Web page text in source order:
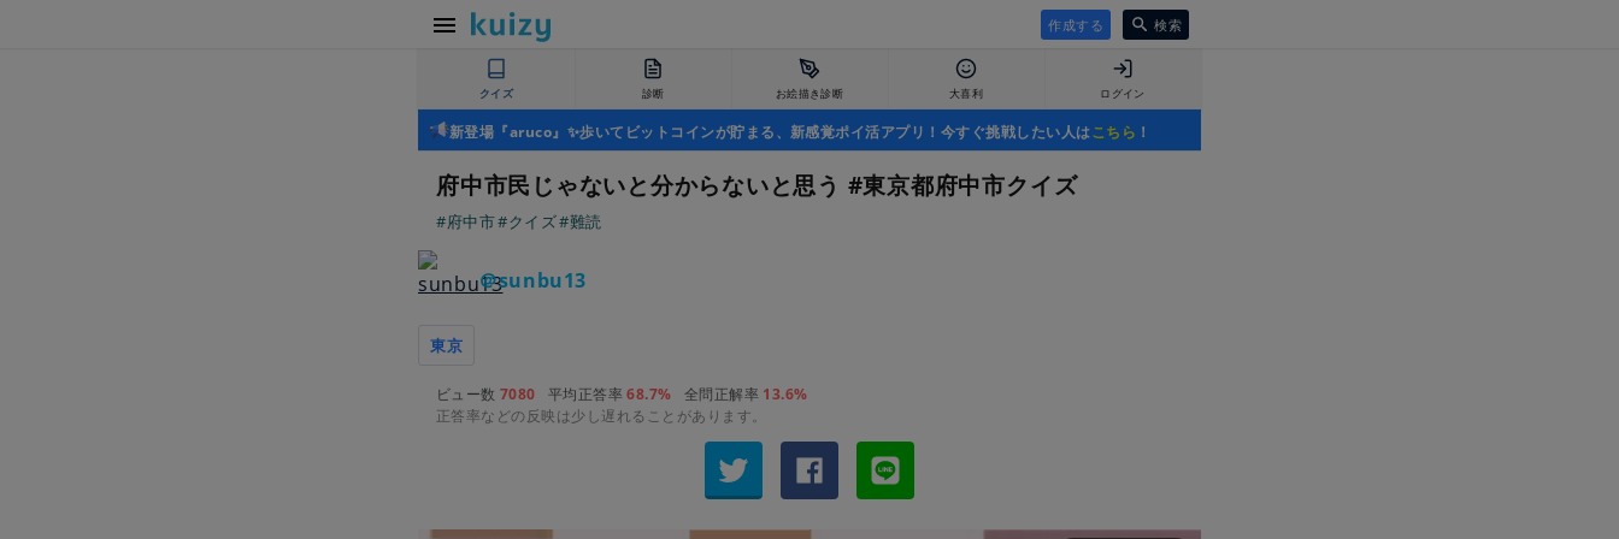
作成する 検索
クイズ 診断 お絵描き診断 大喜利 ログイン
新登場『aruco』✨歩いてビットコインが貯まる、新感覚ポイ活アプリ！今すぐ挑戦したい人はこちら ！
府中市民じゃないと分からないと思う #東京都府中市クイズ
#府中市#クイズ#難読
＠sunbu13
東京
ビュー数 7080 平均正答率68.7% 全問正解率 13.6%
正答率などの反映は少し遅れることがあります。